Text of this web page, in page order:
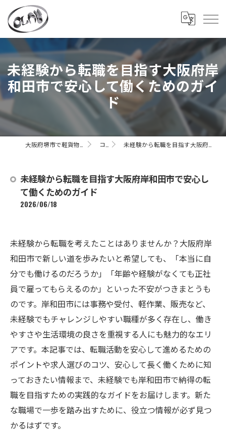
未経験から転職を目指す大阪府岸
和田市で安心して働くためのガイ
ド
コラム 未経験から転職を目指す大阪府岸和田市で安心して働くためのガイド
未経験から転職を目指す大阪府岸和田市で安心し
て働くためのガイド
2026/06/18
未経験から転職を考えたことはありませんか？大阪府岸
和田市で新しい道を歩みたいと希望しても、「本当に自
分でも働けるのだろうか」「年齢や経験がなくても正社
員で雇ってもらえるのか」といった不安がつきまとうも
のです。岸和田市には事務や受付、軽作業、販売など、
未経験でもチャレンジしやすい職種が多く存在し、働き
やすさや生活環境の良さを重視する人にも魅力的なエリ
アです。本記事では、転職活動を安心して進めるための
ポイントや求人選びのコツ、安心して長く働くために知
っておきたい情報まで、未経験でも岸和田市で納得の転
職を目指すための実践的なガイドをお届けします。新た
な職場で一歩を踏み出すために、役立つ情報が必ず見つ
かるはずです。